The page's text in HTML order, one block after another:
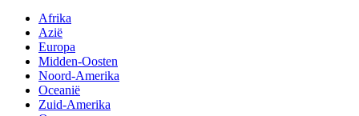
Afrika
Azië
Europa
Midden-Oosten
Noord-Amerika
Oceanië
Zuid-Amerika